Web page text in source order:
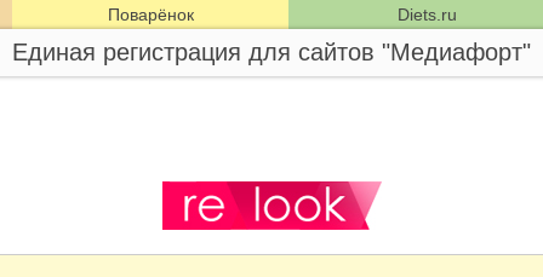
Поварёнок Diets.ru
Единая регистрация для сайтов "Медиафорт"